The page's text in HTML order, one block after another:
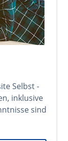
Selbst -
inklusive
sind